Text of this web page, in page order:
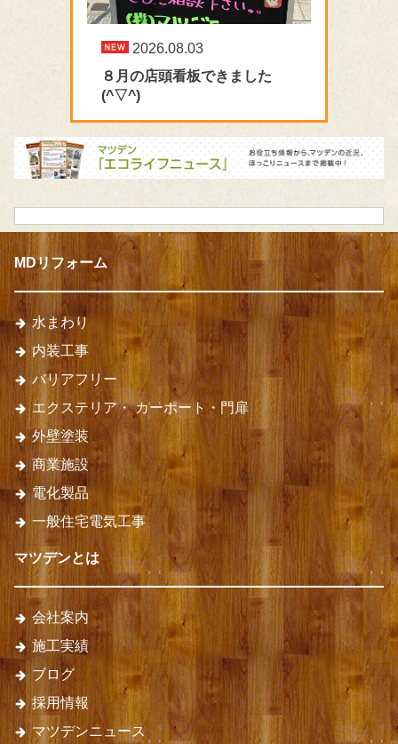
2026.08.03
８月の店頭看板できました
(^▽^)
MDリフォーム
水まわり
内装工事
バリアフリー
エクステリア・カーポート・門扉
外壁塗装
商業施設
電化製品
一般住宅電気工事
マツデンとは
会社案内
施工実績
ブログ
採用情報
マツデンニュース